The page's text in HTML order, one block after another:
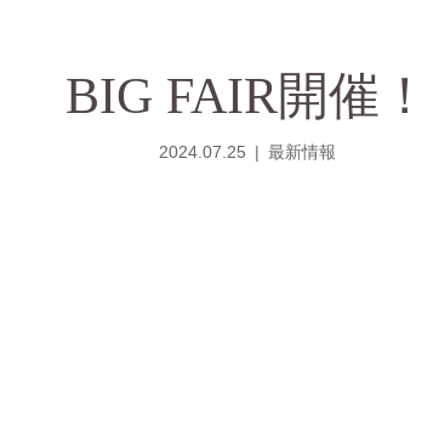
BIG FAIR開催！
2024.07.25 最新情報